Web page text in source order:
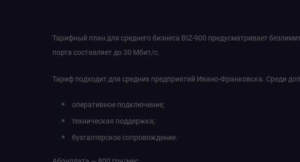
Тарифный план для среднего бизнеса BIZ-900 предусматривает
порта составляет до 30 Мбит/с.
Тариф подходит для средних предприятий Ивано-Франковска. Среди
оперативное подключение;
техническая поддержка;
бухгалтерское сопровождение.